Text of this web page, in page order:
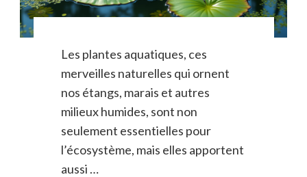
Les plantes aquatiques, ces
merveilles naturelles qui ornent
nos étangs, marais et autres
milieux humides, sont non
seulement essentielles pour
l’écosystème, mais elles apportent
aussi …